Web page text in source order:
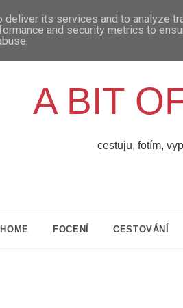
A BIT
cestuju, fotím,
HOME FOCENÍ CESTOVÁNÍ
its services and to analyze
and security metrics to